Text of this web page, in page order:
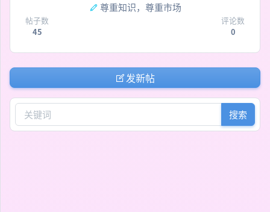
尊重知识，尊重市场
帖子数
45
评论数
0
发新帖
搜索